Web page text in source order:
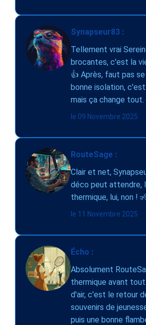
Synapseur83 :
Tellement vrai
brocantes, c'est la
👍 Après, faut pas se
bonne isolation,
mais ça change tout.
le 09 Novembre 2025
RouteSage :
Clair et net,
déco peut attendre,
thermique, lui, non !
le 11 Novembre 2025
Écho :
Absolument
thermique avant
d'air, c'est le retour
souvenirs de
puis une bonne